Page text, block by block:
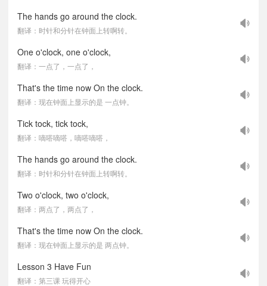
The hands go around the clock.
翻译：时针和分针在钟面上转啊转。
One o'clock, one o'clock,
翻译：一点了，一点了，
That's the time now On the clock.
翻译：现在钟面上显示的是 一点钟。
Tick tock, tick tock,
翻译：嘀嗒嘀嗒，嘀嗒嘀嗒，
The hands go around the clock.
翻译：时针和分针在钟面上转啊转。
Two o'clock, two o'clock,
翻译：两点了，两点了，
That's the time now On the clock.
翻译：现在钟面上显示的是 两点钟。
Lesson 3 Have Fun
翻译：第三课 玩得开心